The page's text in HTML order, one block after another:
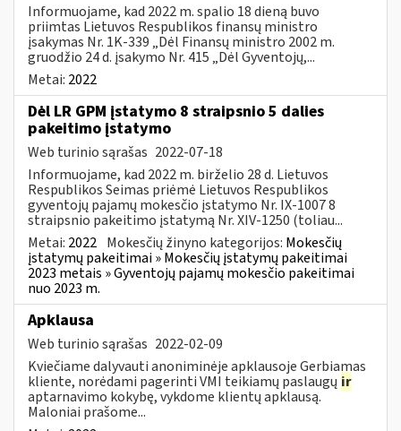
Informuojame, kad 2022 m. spalio 18 dieną buvo
priimtas Lietuvos Respublikos finansų ministro
įsakymas Nr. 1K-339 „Dėl Finansų ministro 2002 m.
gruodžio 24 d. įsakymo Nr. 415 „Dėl Gyventojų,...
Metai: 2022
Dėl LR GPM įstatymo 8 straipsnio 5 dalies
pakeitimo įstatymo
Web turinio sąrašas 2022-07-18
Informuojame, kad 2022 m. birželio 28 d. Lietuvos
Respublikos Seimas priėmė Lietuvos Respublikos
gyventojų pajamų mokesčio įstatymo Nr. IX-1007 8
straipsnio pakeitimo įstatymą Nr. XIV-1250 (toliau...
Metai: 2022 Mokesčių žinyno kategorijos: Mokesčių
įstatymų pakeitimai » Mokesčių įstatymų pakeitimai
2023 metais » Gyventojų pajamų mokesčio pakeitimai
nuo 2023 m.
Apklausa
Web turinio sąrašas 2022-02-09
Kviečiame dalyvauti anoniminėje apklausoje Gerbiamas
kliente, norėdami pagerinti VMI teikiamų paslaugų ir
aptarnavimo kokybę, vykdome klientų apklausą.
Maloniai prašome...